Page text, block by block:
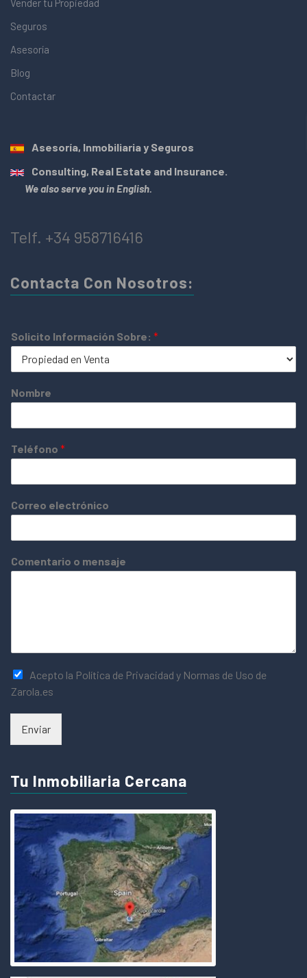
Vender tu Propiedad
Seguros
Asesoría
Blog
Contactar
Asesoría, Inmobiliaria y Seguros
Consulting, Real Estate and Insurance.
We also serve you in English.
Telf. +34 958716416
Contacta Con Nosotros:
Solicito Información Sobre: *
Nombre
Teléfono *
Correo electrónico
Comentario o mensaje
Acepto la Política de Privacidad y Normas de Uso de
Zarola.es
Enviar
Tu Inmobiliaria Cercana